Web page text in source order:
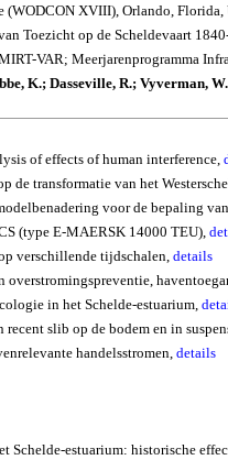
(WODCON XVIII), Orlando Florida
Toezicht op de Scheldevaart
VAR; Meerjarenprogramma
K.; Dasseville, R.; Vyverman, W.
of effects of human interference,
de transformatie van het
voor de bepaling
(type E-MAERSK 14000 TEU),
verschillende tijdschalen, details
in het Schelde-estuarium,
slib op de bodem en in
handelsstromen, details
estuarium: historische